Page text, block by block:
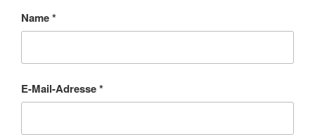
Name*
E-Mail-Adresse*